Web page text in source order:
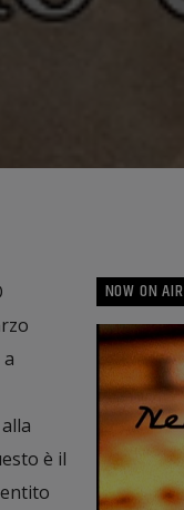
è il
NOW ON AIR